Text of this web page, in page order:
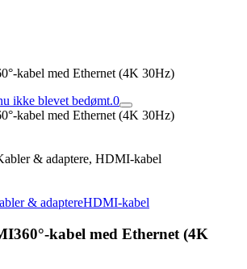
kabel med Ethernet (4K 30Hz)
ikke blevet bedømt.0
kabel med Ethernet (4K 30Hz)
& adaptere, HDMI-kabel
& adaptereHDMI-kabel
kabel med Ethernet (4K